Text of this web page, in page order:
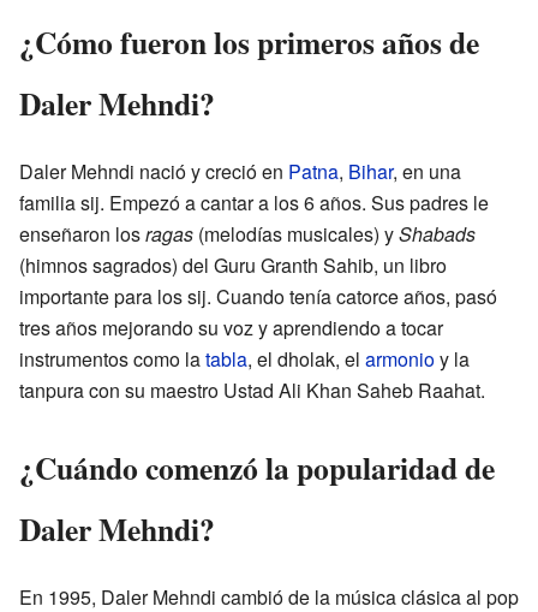
¿Cómo fueron los primeros años de
Daler Mehndi?
Daler Mehndi nació y creció en Patna, Bihar, en una
familia sij. Empezó a cantar a los 6 años. Sus padres le
enseñaron losragas (melodías musicales) yShabads
(himnos sagrados) del Guru Granth Sahib, un libro
importante para los sij. Cuando tenía catorce años, pasó
tres años mejorando su voz y aprendiendo a tocar
instrumentos como latabla, el dholak, el armonioy la
tanpura con su maestro Ustad Ali Khan Saheb Raahat.
¿Cuándo comenzó la popularidad de
Daler Mehndi?
En 1995, Daler Mehndi cambió de la música clásica al pop